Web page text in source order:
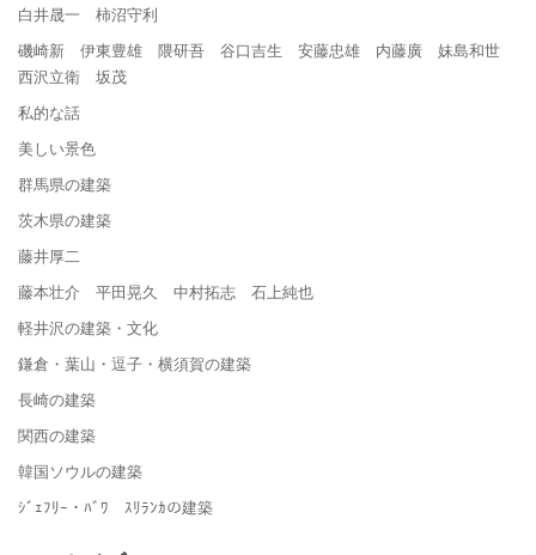
白井晟一 柿沼守利
磯崎新 伊東豊雄 隈研吾 谷口吉生 安藤忠雄 内藤廣 妹島和世
西沢立衛 坂茂
私的な話
美しい景色
群馬県の建築
茨木県の建築
藤井厚二
藤本壮介 平田晃久 中村拓志 石上純也
軽井沢の建築・文化
鎌倉・葉山・逗子・横須賀の建築
長崎の建築
関西の建築
韓国ソウルの建築
ｼﾞｪﾌﾘｰ・ﾊﾞﾜ ｽﾘﾗﾝｶの建築